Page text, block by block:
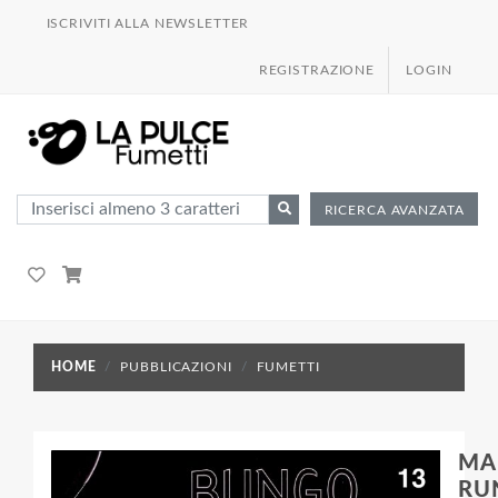
ISCRIVITI ALLA NEWSLETTER
REGISTRAZIONE LOGIN
RICERCA AVANZATA
HOME PUBBLICAZIONI FUMETTI